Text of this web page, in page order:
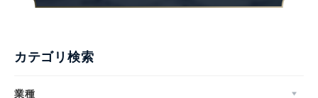
カテゴリ検索
業種